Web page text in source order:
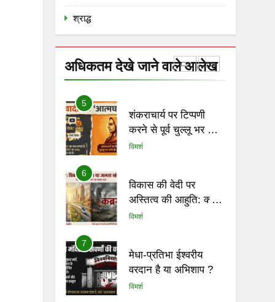
श्राद्ध
अधिकतम देखे जाने वाले आलेख
4
भगवा का नीलान्तरण हो
गया और पता ही नहीं चला
विमर्श
5
शंकराचार्य पर टिप्पणी
करने से पूर्व चुल्लू भर पानी
तो ढूंढ लो ‘राष्ट्रवादियों’
विमर्श
6
विकास की वेदी पर
अस्तित्व की आहुति: क्या
२०४७ का भारत केवल
विमर्श
7
मेधा-प्रतिभा ईश्वरीय
वरदान है या अभिशाप ?
विमर्श